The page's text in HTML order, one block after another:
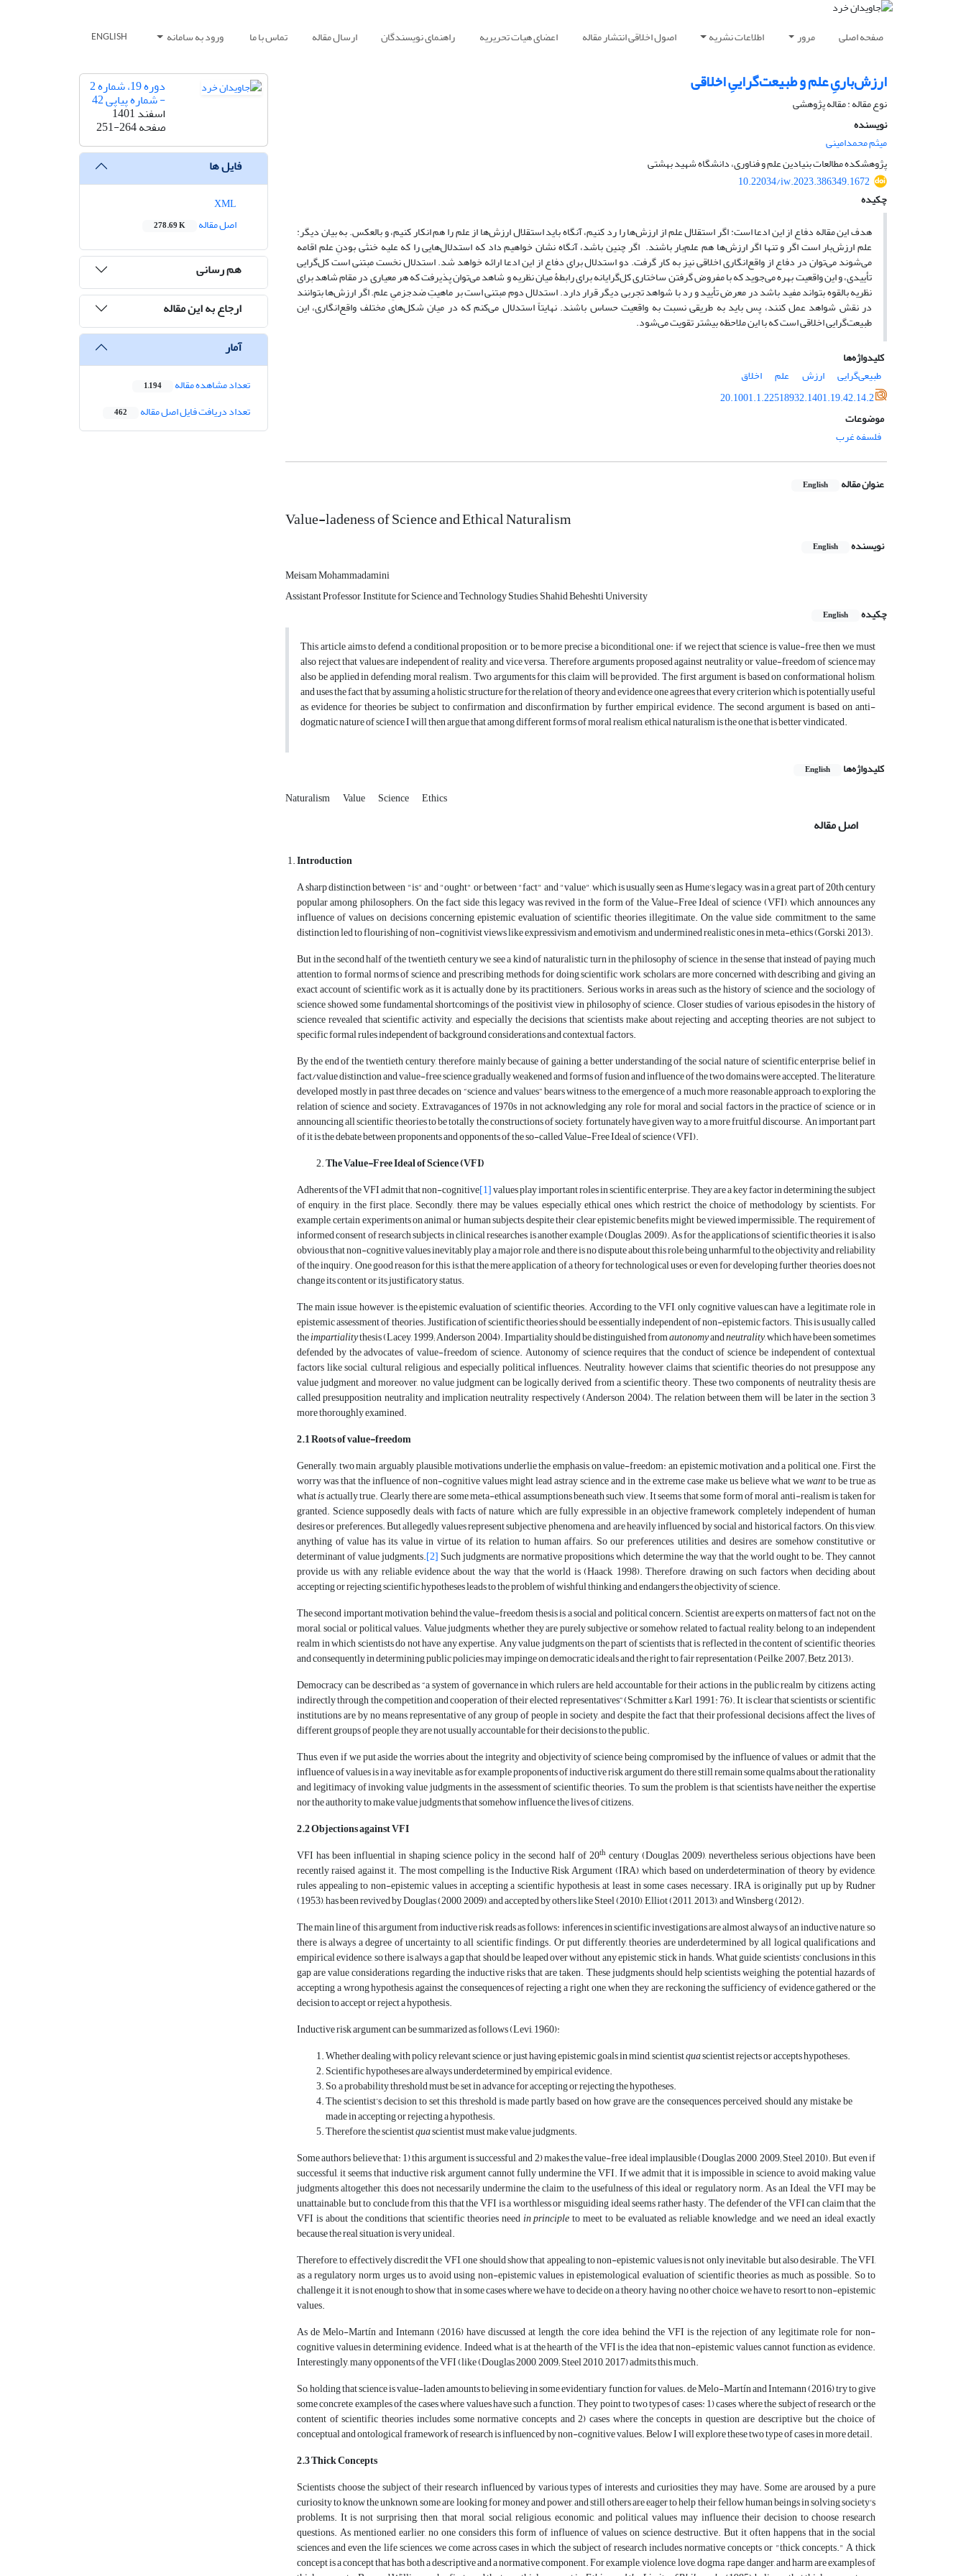
صفحه اصلی مرور اطلاعات نشریه اصول اخلاقی انتشار مقاله اعضای هیات تحریریه راهنمای نویسندگان ارسال مقاله تماس با ما ورود به سامانه ENGLISH
ارزش‌باریِ علم و طبیعت‌گراییِ اخلاقی
نوع مقاله : مقاله پژوهشی
نویسنده
میثم محمدامینی
پژوهشکده مطالعات بنیادین علم و فناوری، دانشگاه شهید بهشتی
10.22034/iw.2023.386349.1672
چکیده
هدف این مقاله دفاع از این ادعا است: اگر استقلال علم از ارزش‌ها را رد کنیم، آنگاه باید استقلال ارزش‌ها از علم را هم انکار کنیم، و بالعکس. به بیان دیگر:
علم ارزش‌بار است اگر و تنها اگر ارزش‌ها هم علم‌بار باشند. اگر چنین باشد، آنگاه نشان خواهیم داد که استدلال‌هایی را که علیه خنثی بودنِ علم اقامه
می‌شوند می‌توان در دفاع از واقع‌انگاری اخلاقی نیز به کار گرفت. دو استدلال برای دفاع از این ادعا ارائه خواهد شد. استدلال نخست مبتنی است کل‌گرایی
تأییدی، و این واقعیت بهره می‌جوید که با مفروض گرفتن ساختاری کل‌گرایانه برای رابطۀ میان نظریه و شاهد می‌توان پذیرفت که هر معیاری در مقام شاهد برای
نظریه بالقوه بتواند مفید باشد در معرض تأیید و رد با شواهد تجربی دیگر قرار دارد. استدلال دوم مبتنی است بر ماهیتِ ضدجزمیِ علم. اگر ارزش‌ها بتوانند
در نقش شواهد عمل کنند، پس باید به طریقی نسبت به واقعیت حساس باشند. نهایتاً استدلال می‌کنم که در میان شکل‌های مختلف واقع‌انگاری، این
طبیعت‌گرایی اخلاقی است که با این ملاحظه بیشتر تقویت می‌شود.
کلیدواژه‌ها
طبیعی‌گرایی
ارزش علم
اخلاق
20.1001.1.22518932.1401.19.42.14.2
موضوعات
فلسفه غرب
عنوان مقاله English
Value-ladeness of Science and Ethical Naturalism
نویسنده English
Meisam Mohammadamini
Assistant Professor, Institute for Science and Technology Studies, Shahid Beheshti University
چکیده
English
This article aims to defend a conditional proposition, or to be more precise a biconditional, one: if we reject that science is value-free, then we must
also reject that values are independent of reality, and vice versa. Therefore, arguments proposed against neutrality or value-freedom of science may
also be applied in defending moral realism. Two arguments for this claim will be provided. The first argument is based on conformational holism,
and uses the fact that by assuming a holistic structure for the relation of theory and evidence one agrees that every criterion which is potentially useful
as evidence for theories be subject to confirmation and disconfirmation by further empirical evidence. The second argument is based on anti-
dogmatic nature of science I will then argue that among different forms of moral realism, ethical naturalism is the one that is better vindicated.
کلیدواژه‌ها English
Naturalism Value Science Ethics
اصل مقاله
Introduction
A sharp distinction between "is" and "ought", or between "fact" and "value", which is usually seen as Hume’s legacy, was in a great part of 20th century
popular among philosophers. On the fact side, this legacy was revived in the form of the Value-Free Ideal of science (VFI), which announces any
influence of values on decisions concerning epistemic evaluation of scientific theories illegitimate. On the value side, commitment to the same
distinction led to flourishing of non-cognitivist views like expressivism and emotivism, and undermined realistic ones in meta-ethics (Gorski, 2013).
But in the second half of the twentieth century we see a kind of naturalistic turn in the philosophy of science, in the sense that instead of paying much
attention to formal norms of science and prescribing methods for doing scientific work, scholars are more concerned with describing and giving an
exact account of scientific work as it is actually done by its practitioners. Serious works in areas such as the history of science and the sociology of
science showed some fundamental shortcomings of the positivist view in philosophy of science. Closer studies of various episodes in the history of
science revealed that scientific activity, and especially the decisions that scientists make about rejecting and accepting theories, are not subject to
specific formal rules independent of background considerations and contextual factors.
By the end of the twentieth century, therefore, mainly because of gaining a better understanding of the social nature of scientific enterprise, belief in
fact/value distinction and value-free science gradually weakened and forms of fusion and influence of the two domains were accepted. The literature,
developed mostly in past three decades, on “science and values” bears witness to the emergence of a much more reasonable approach to exploring the
relation of science and society. Extravagances of 1970s in not acknowledging any role for moral and social factors in the practice of science, or in
announcing all scientific theories to be totally the constructions of society, fortunately have given way to a more fruitful discourse. An important part
of it is the debate between proponents and opponents of the so-called Value-Free Ideal of science (VFI).
The Value-Free Ideal of Science (VFI)
Adherents of the VFI admit that non-cognitive[1]values play important roles in scientific enterprise. They are a key factor in determining the subject
of enquiry, in the first place. Secondly, there may be values, especially ethical ones, which restrict the choice of methodology by scientists. For
example, certain experiments on animal or human subjects, despite their clear epistemic benefits, might be viewed impermissible. The requirement of
informed consent of research subjects in clinical researches is another example (Douglas, 2009). As for the applications of scientific theories, it is also
obvious that non-cognitive values inevitably play a major role, and there is no dispute about this role being unharmful to the objectivity and reliability
of the inquiry. One good reason for this is that the mere application of a theory for technological uses or even for developing further theories, does not
change its content or its justificatory status.
The main issue, however, is the epistemic evaluation of scientific theories. According to the VFI, only cognitive values can have a legitimate role in
epistemic assessment of theories. Justification of scientific theories should be essentially independent of non-epistemic factors. This is usually called
theimpartialitythesis (Lacey, 1999; Anderson, 2004). Impartiality should be distinguished fromautonomyandneutrality, which have been sometimes
defended by the advocates of value-freedom of science. Autonomy of science requires that the conduct of science be independent of contextual
factors like social, cultural, religious, and especially political influences. Neutrality, however, claims that scientific theories do not presuppose any
value judgment, and moreover, no value judgment can be logically derived from a scientific theory. These two components of neutrality thesis are
called presupposition neutrality and implication neutrality respectively (Anderson, 2004). The relation between them will be later in the section 3
more thoroughly examined.
2.1 Roots of value-freedom
Generally, two main, arguably plausible, motivations underlie the emphasis on value-freedom: an epistemic motivation and a political one. First, the
worry was that the influence of non-cognitive values might lead astray science and in the extreme case make us believe what wewantto be true as
whatisactually true. Clearly, there are some meta-ethical assumptions beneath such view. It seems that some form of moral anti-realism is taken for
granted. Science supposedly deals with facts of nature, which are fully expressible in an objective framework, completely independent of human
desires or preferences. But allegedly values represent subjective phenomena, and are heavily influenced by social and historical factors. On this view,
anything of value has its value in virtue of its relation to human affairs. So our preferences, utilities, and desires are somehow constitutive or
determinant of value judgments.[2]Such judgments are normative propositions which determine the way that the world ought to be. They cannot
provide us with any reliable evidence about the way that the world is (Haack, 1998). Therefore, drawing on such factors when deciding about
accepting or rejecting scientific hypotheses leads to the problem of wishful thinking and endangers the objectivity of science.
The second important motivation behind the value-freedom thesis is a social and political concern. Scientist are experts on matters of fact, not on the
moral, social, or political values. Value judgments, whether they are purely subjective or somehow related to factual reality, belong to an independent
realm in which scientists do not have any expertise. Any value judgments on the part of scientists that is reflected in the content of scientific theories,
and consequently in determining public policies may impinge on democratic ideals and the right to fair representation (Peilke, 2007; Betz, 2013).
Democracy can be described as “a system of governance in which rulers are held accountable for their actions in the public realm by citizens, acting
indirectly through the competition and cooperation of their elected representatives” (Schmitter & Karl, 1991: 76). It is clear that scientists or scientific
institutions are by no means representative of any group of people in society, and despite the fact that their professional decisions affect the lives of
different groups of people, they are not usually accountable for their decisions to the public.
Thus, even if we put aside the worries about the integrity and objectivity of science being compromised by the influence of values, or admit that the
influence of values is in a way inevitable, as for example proponents of inductive risk argument do, there still remain some qualms about the rationality
and legitimacy of invoking value judgments in the assessment of scientific theories. To sum, the problem is that scientists have neither the expertise
nor the authority to make value judgments that somehow influence the lives of citizens.
2.2 Objections against VFI
VFI has been influential in shaping science policy in the second half of 20thcentury (Douglas, 2009), nevertheless serious objections have been
recently raised against it. The most compelling is the Inductive Risk Argument (IRA), which based on underdetermination of theory by evidence,
rules appealing to non-epistemic values in accepting a scientific hypothesis, at least in some cases, necessary. IRA is originally put up by Rudner
(1953), has been revived by Douglas (2000, 2009), and accepted by others like Steel (2010), Elliot (2011, 2013), and Winsberg (2012).
The main line of this argument from inductive risk reads as follows: inferences in scientific investigations are almost always of an inductive nature, so
there is always a degree of uncertainty to all scientific findings. Or put differently, theories are underdetermined by all logical qualifications and
empirical evidence, so there is always a gap that should be leaped over without any epistemic stick in hands. What guide scientists’ conclusions in this
gap are value considerations regarding the inductive risks that are taken. These judgments should help scientists weighing the potential hazards of
accepting a wrong hypothesis against the consequences of rejecting a right one, when they are reckoning the sufficiency of evidence gathered or the
decision to accept or reject a hypothesis.
Inductive risk argument can be summarized as follows (Levi, 1960):
Whether dealing with policy relevant science, or just having epistemic goals in mind, scientistquascientist rejects or accepts hypotheses.
Scientific hypotheses are always underdetermined by empirical evidence.
So, a probability threshold must be set in advance for accepting or rejecting the hypotheses.
The scientist’s decision to set this threshold is made partly based on how grave are the consequences perceived, should any mistake be
made in accepting or rejecting a hypothesis.
Therefore, the scientistquascientist must make value judgments.
Some authors believe that: 1) this argument is successful, and 2) makes the value-free ideal implausible (Douglas, 2000, 2009; Steel, 2010). But even if
successful, it seems that inductive risk argument cannot fully undermine the VFI. If we admit that it is impossible in science to avoid making value
judgments altogether, this does not necessarily undermine the claim to the usefulness of this ideal or regulatory norm. As an Ideal, the VFI may be
unattainable, but to conclude from this that the VFI is a worthless or misguiding ideal seems rather hasty. The defender of the VFI can claim that the
VFI is about the conditions that scientific theories needin principleto meet to be evaluated as reliable knowledge, and we need an ideal exactly
because the real situation is very unideal.
Therefore, to effectively discredit the VFI, one should show that appealing to non-epistemic values is not only inevitable, but also desirable. The VFI,
as a regulatory norm, urges us to avoid using non-epistemic values in epistemological evaluation of scientific theories as much as possible. So to
challenge it, it is not enough to show that in some cases where we have to decide on a theory, having no other choice, we have to resort to non-epistemic
values.
As de Melo-Martín and Intemann (2016) have discussed at length, the core idea behind the VFI is the rejection of any legitimate role for non-
cognitive values in determining evidence. Indeed, what is at the hearth of the VFI is the idea that non-epistemic values cannot function as evidence.
Interestingly, many opponents of the VFI (like (Douglas 2000, 2009; Steel 2010, 2017) admits this much.
So, holding that science is value-laden amounts to believing in some evidentiary function for values. de Melo-Martín and Intemann (2016) try to give
some concrete examples of the cases where values have such a function. They point to two types of cases: 1) cases where the subject of research or the
content of scientific theories includes some normative concepts, and 2) cases where the concepts in question are descriptive but the choice of
conceptual and ontological framework of research is influenced by non-cognitive values. Below I will explore these two type of cases in more detail.
­2.3 Thick Concepts
Scientists choose the subject of their research influenced by various types of interests and curiosities they may have. Some are aroused by a pure
curiosity to know the unknown, some are looking for money and power, and still others are eager to help their fellow human beings in solving society's
problems. It is not surprising, then, that moral, social, religious, economic, and political values ​​may influence their decision to choose research
questions. As mentioned earlier, no one considers this form of influence of values ​​on science destructive. But it often happens that in the social
sciences and even the life sciences, we come across cases in which the subject of research includes normative concepts or "thick concepts." A thick
concept is a concept that has both a descriptive and a normative component. For example, violence, love, dogma, rape, danger, and harm are examples of
دوره 19، شماره 2
- شماره پیاپی 42
اسفند 1401
صفحه251-264
فایل ها
اصل مقاله
278.69 K
هم رسانی
ارجاع به این مقاله
آمار
تعداد مشاهده مقاله 1,194
تعداد دریافت فایل اصل مقاله 462